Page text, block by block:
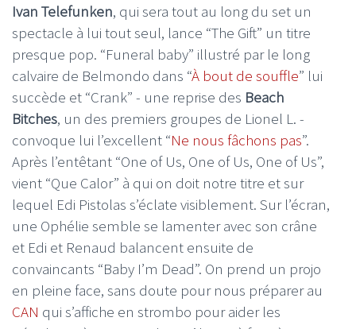
Ivan Telefunken, qui sera tout au long du set un
spectacle à lui tout seul, lance “The Gift” un titre
presque pop. “Funeral baby” illustré par le long
calvaire de Belmondo dans “À bout de souffle” lui
succède et “Crank” - une reprise des Beach
Bitches, un des premiers groupes de Lionel L. -
convoque lui l’excellent “Ne nous fâchons pas”.
Après l’entêtant “One of Us, One of Us, One of Us”,
vient “Que Calor” à qui on doit notre titre et sur
lequel Edi Pistolas s’éclate visiblement. Sur l’écran,
une Ophélie semble se lamenter avec son crâne
et Edi et Renaud balancent ensuite de
convaincants “Baby I’m Dead”. On prend un projo
en pleine face, sans doute pour nous préparer au
CAN qui s’affiche en strombo pour aider les